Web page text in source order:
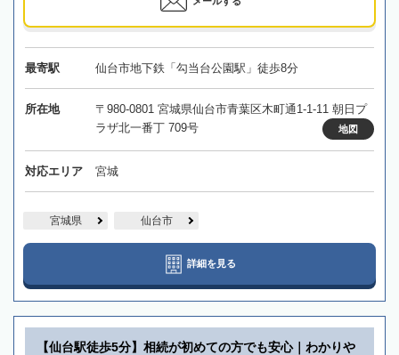
最寄駅 仙台市地下鉄「勾当台公園駅」徒歩8分
所在地
〒980-0801 宮城県仙台市青葉区木町通1-1-11 朝日プ
ラザ北一番丁 709号
地図
対応エリア 宮城
宮城県 仙台市
詳細を見る
【仙台駅徒歩5分】相続が初めての方でも安心｜わかりや